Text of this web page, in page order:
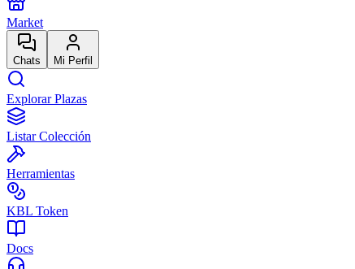
Market
Chats Mi Perfil
Explorar Plazas
Listar Colección
Herramientas
KBL Token
Docs